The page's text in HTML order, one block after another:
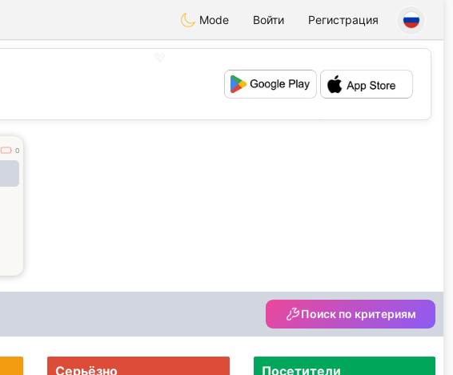
Mode Войти Регистрация
💕
0
Поиск по критериям
Серьёзно Посетители